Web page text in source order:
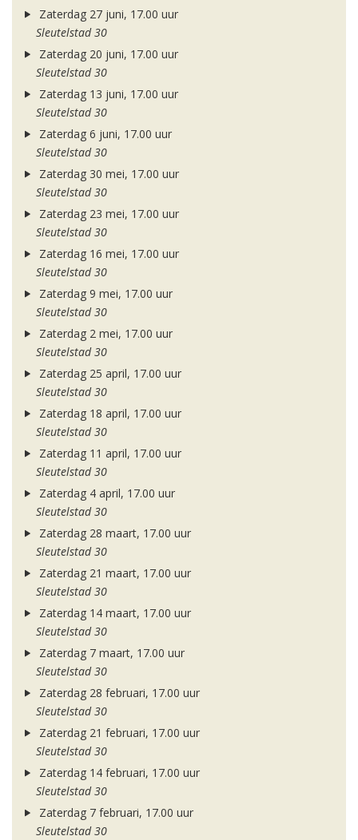
Zaterdag 27 juni, 17.00 uur
Sleutelstad 30
Zaterdag 20 juni, 17.00 uur
Sleutelstad 30
Zaterdag 13 juni, 17.00 uur
Sleutelstad 30
Zaterdag 6 juni, 17.00 uur
Sleutelstad 30
Zaterdag 30 mei, 17.00 uur
Sleutelstad 30
Zaterdag 23 mei, 17.00 uur
Sleutelstad 30
Zaterdag 16 mei, 17.00 uur
Sleutelstad 30
Zaterdag 9 mei, 17.00 uur
Sleutelstad 30
Zaterdag 2 mei, 17.00 uur
Sleutelstad 30
Zaterdag 25 april, 17.00 uur
Sleutelstad 30
Zaterdag 18 april, 17.00 uur
Sleutelstad 30
Zaterdag 11 april, 17.00 uur
Sleutelstad 30
Zaterdag 4 april, 17.00 uur
Sleutelstad 30
Zaterdag 28 maart, 17.00 uur
Sleutelstad 30
Zaterdag 21 maart, 17.00 uur
Sleutelstad 30
Zaterdag 14 maart, 17.00 uur
Sleutelstad 30
Zaterdag 7 maart, 17.00 uur
Sleutelstad 30
Zaterdag 28 februari, 17.00 uur
Sleutelstad 30
Zaterdag 21 februari, 17.00 uur
Sleutelstad 30
Zaterdag 14 februari, 17.00 uur
Sleutelstad 30
Zaterdag 7 februari, 17.00 uur
Sleutelstad 30